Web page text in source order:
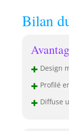
Bilan
+ Design
+ Profilé
+ Diffuse